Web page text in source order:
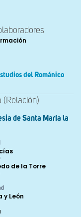
del Románico
(Relación)
de Santa María la
de la Torre
y León